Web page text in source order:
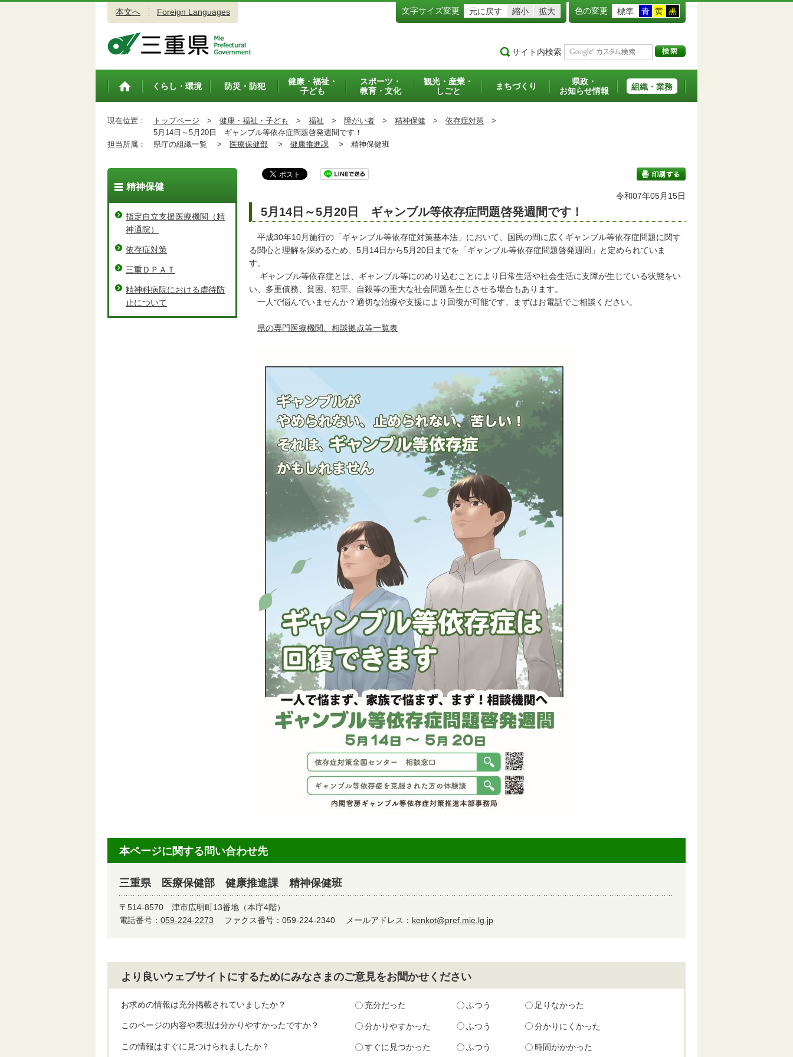
本文へ Foreign Languages 文字サイズ変更 元に戻す 縮小 拡大 色の変更 標準 青 黄 黒
サイト内検索
トップペ
くらし・環境 防災・防犯
健康・福祉・
子ども
スポーツ・
教育・文化
観光・産業・
しごと
まちづくり
県政・
お知らせ情報
組織・業務
現在位置： トップページ > 健康・福祉・子ども > 福祉 > 障がい者 > 精神保健 > 依存症対策 >
5月14日～5月20日 ギャンブル等依存症問題啓発週間です！
担当所属：
県庁の組織一覧 > 医療保健部 > 健康推進課 > 精神保健班
印刷する
令和07年05月15日
5月14日～5月20日 ギャンブル等依存症問題啓発週間です！
平成30年10月施行の「ギャンブル等依存症対策基本法」において、国民の間に広くギャンブル等依存症問題に関す
る関心と理解を深めるため、5月14日から5月20日までを「ギャンブル等依存症問題啓発週間」と定められていま
す。
ギャンブル等依存症とは、ギャンブル等にのめり込むことにより日常生活や社会生活に支障が生じている状態をい
い、多重債務、貧困、犯罪、自殺等の重大な社会問題を生じさせる場合もあります。
一人で悩んでいませんか？適切な治療や支援により回復が可能です。まずはお電話でご相談ください。
県の専門医療機関、相談拠点等一覧表
精神保健
指定自立支援医療機関（精
神通院）
依存症対策
三重ＤＰＡＴ
精神科病院における虐待防
止について
本ページに関する問い合わせ先
三重県 医療保健部 健康推進課 精神保健班
〒514-8570 津市広明町13番地（本庁4階）
電話番号： 059-224-2273 ファクス番号：059-224-2340 メールアドレス： kenkot@pref.mie.lg.jp
より良いウェブサイトにするためにみなさまのご意見をお聞かせください
お求めの情報は充分掲載されていましたか？ 充分だった ふつう 足りなかった
このページの内容や表現は分かりやすかったですか？ 分かりやすかった ふつう 分かりにくかった
この情報はすぐに見つけられましたか？ すぐに見つかった ふつう 時間がかかった